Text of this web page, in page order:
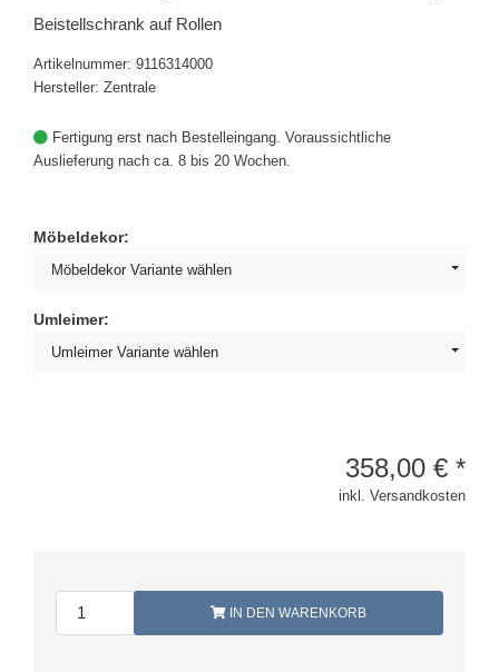
Beistellschrank auf Rollen
Artikelnummer: 9116314000
Hersteller: Zentrale
Fertigung erst nach Bestelleingang. Voraussichtliche
Auslieferung nach ca. 8 bis 20 Wochen.
Möbeldekor:
Möbeldekor Variante wählen
Umleimer:
Umleimer Variante wählen
358,00 € *
inkl. Versandkosten
IN DEN WARENKORB